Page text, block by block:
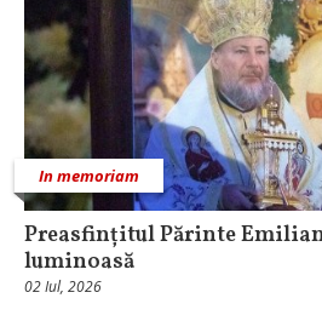
In memoriam
Preasfințitul Părinte
luminoasă
02 Iul, 2026